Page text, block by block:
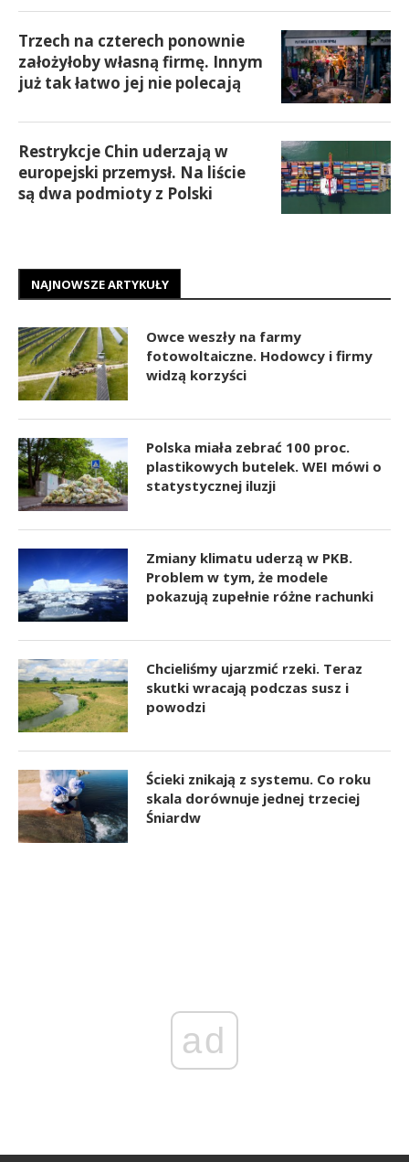
Trzech na czterech ponownie
założyłoby własną firmę. Innym
już tak łatwo jej nie polecają
Restrykcje Chin uderzają w
europejski przemysł. Na liście
są dwa podmioty z Polski
NAJNOWSZE ARTYKUŁY
Owce weszły na farmy
fotowoltaiczne. Hodowcy i firmy
widzą korzyści
Polska miała zebrać 100 proc.
plastikowych butelek. WEI mówi o
statystycznej iluzji
Zmiany klimatu uderzą w PKB.
Problem w tym, że modele
pokazują zupełnie różne rachunki
Chcieliśmy ujarzmić rzeki. Teraz
skutki wracają podczas susz i
powodzi
Ścieki znikają z systemu. Co roku
skala dorównuje jednej trzeciej
Śniardw
ad